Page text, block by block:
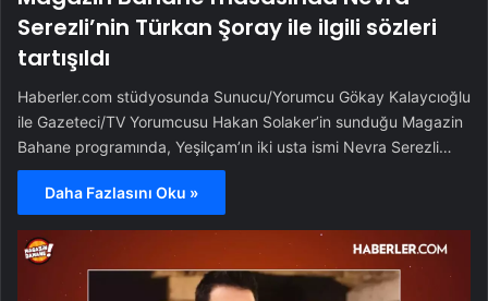
Serezli’nin Türkan Şoray ile ilgili sözleri
tartışıldı
Haberler.com stüdyosunda Sunucu/Yorumcu Gökay Kalaycıoğlu
ile Gazeteci/TV Yorumcusu Hakan Solaker’in sunduğu Magazin
Bahane programında, Yeşilçam’ın iki usta ismi Nevra Serezli…
Daha Fazlasını Oku »